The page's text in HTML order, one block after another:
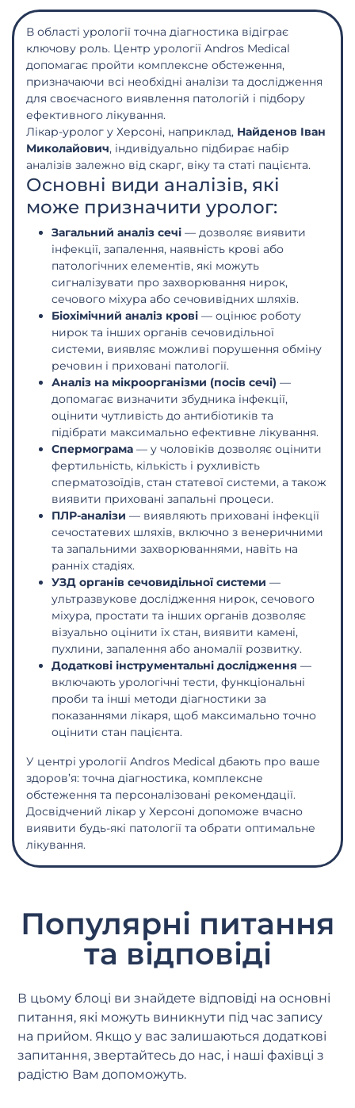
В області урології точна діагностика відіграє
ключову роль. Центр урології Andros Medical
допомагає пройти комплексне обстеження,
призначаючи всі необхідні аналізи та дослідження
для своєчасного виявлення патологій і підбору
ефективного лікування.
Лікар-уролог у Херсоні, наприклад, Найденов Іван
Миколайович, індивідуально підбирає набір
аналізів залежно від скарг, віку та статі пацієнта.
Основні види аналізів, які
може призначити уролог:
Загальний аналіз сечі — дозволяє виявити
інфекції, запалення, наявність крові або
патологічних елементів, які можуть
сигналізувати про захворювання нирок,
сечового міхура або сечовивідних шляхів.
Біохімічний аналіз крові — оцінює роботу
нирок та інших органів сечовидільної
системи, виявляє можливі порушення обміну
речовин і приховані патології.
Аналіз на мікроорганізми (посів сечі) —
допомагає визначити збудника інфекції,
оцінити чутливість до антибіотиків та
підібрати максимально ефективне лікування.
Спермограма — у чоловіків дозволяє оцінити
фертильність, кількість і рухливість
сперматозоїдів, стан статевої системи, а також
виявити приховані запальні процеси.
ПЛР-аналізи — виявляють приховані інфекції
сечостатевих шляхів, включно з венеричними
та запальними захворюваннями, навіть на
ранніх стадіях.
УЗД органів сечовидільної системи —
ультразвукове дослідження нирок, сечового
міхура, простати та інших органів дозволяє
візуально оцінити їх стан, виявити камені,
пухлини, запалення або аномалії розвитку.
Додаткові інструментальні дослідження —
включають урологічні тести, функціональні
проби та інші методи діагностики за
показаннями лікаря, щоб максимально точно
оцінити стан пацієнта.
У центрі урології Andros Medical дбають про ваше
здоров’я: точна діагностика, комплексне
обстеження та персоналізовані рекомендації.
Досвідчений лікар у Херсоні допоможе вчасно
виявити будь-які патології та обрати оптимальне
лікування.
Популярні питання
та відповіді
В цьому блоці ви знайдете відповіді на основні
питання, які можуть виникнути під час запису
на прийом. Якщо у вас залишаються додаткові
запитання, звертайтесь до нас, і наші фахівці з
радістю Вам допоможуть.